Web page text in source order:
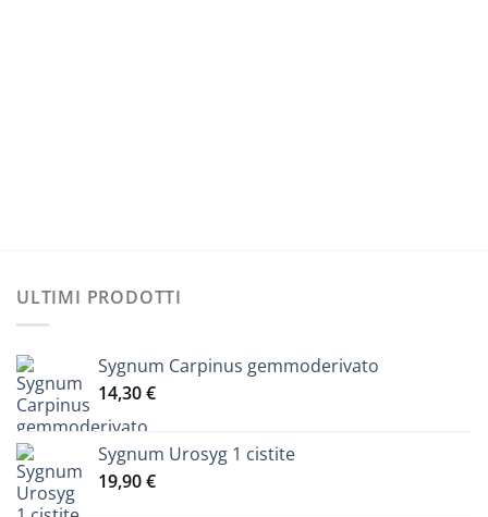
ULTIMI PRODOTTI
Sygnum Carpinus gemmoderivato
14,30€
Sygnum Urosyg 1 cistite
19,90€